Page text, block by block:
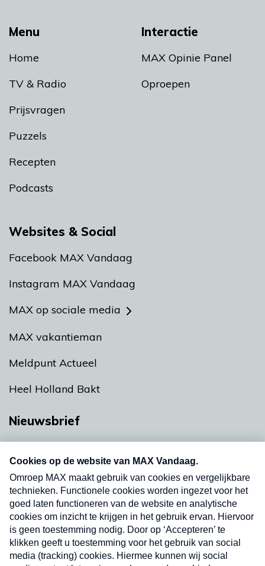
Menu
Home
TV & Radio
Prijsvragen
Puzzels
Recepten
Podcasts
Interactie
MAX Opinie Panel
Oproepen
Websites & Social
Facebook MAX Vandaag
Instagram MAX Vandaag
MAX op sociale media
MAX vakantieman
Meldpunt Actueel
Heel Holland Bakt
Nieuwsbrief
nieuwsbrief. Elke vrijdag- en dinsdagochtend in
uw mailbox.
Verzend